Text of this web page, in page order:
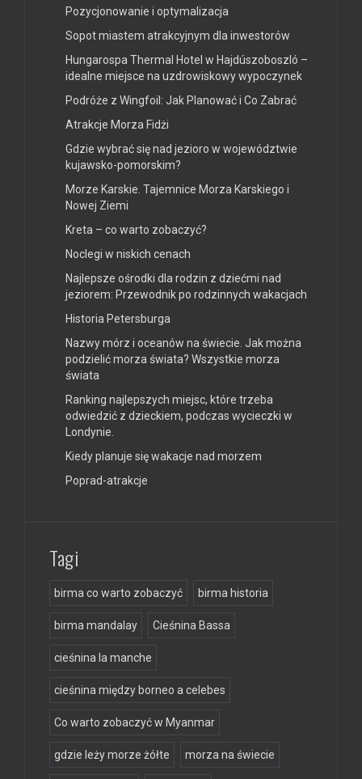
Pozycjonowanie i optymalizacja
Sopot miastem atrakcyjnym dla inwestorów
Hungarospa Thermal Hotel w Hajdúszoboszló –
idealne miejsce na uzdrowiskowy wypoczynek
Podróże z Wingfoil: Jak Planować i Co Zabrać
Atrakcje Morza Fidżi
Gdzie wybrać się nad jezioro w województwie
kujawsko-pomorskim?
Morze Karskie. Tajemnice Morza Karskiego i
Nowej Ziemi
Kreta – co warto zobaczyć?
Noclegi w niskich cenach
Najlepsze ośrodki dla rodzin z dziećmi nad
jeziorem: Przewodnik po rodzinnych wakacjach
Historia Petersburga
Nazwy mórz i oceanów na świecie. Jak można
podzielić morza świata? Wszystkie morza
świata
Ranking najlepszych miejsc, które trzeba
odwiedzić z dzieckiem, podczas wycieczki w
Londynie.
Kiedy planuje się wakacje nad morzem
Poprad-atrakcje
Tagi
birma co warto zobaczyć birma historia
birma mandalay Cieśnina Bassa
cieśnina la manche
cieśnina między borneo a celebes
Co warto zobaczyć w Myanmar
gdzie leży morze żółte morza na świecie